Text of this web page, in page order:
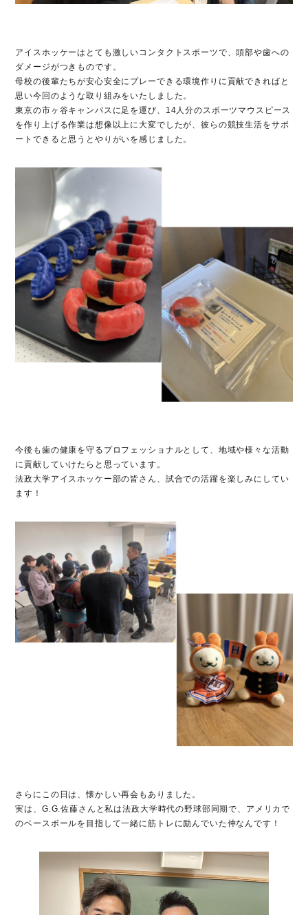
アイスホッケーはとても激しいコンタクトスポーツで、頭部や歯への
ダメージがつきものです。
母校の後輩たちが安心安全にプレーできる環境作りに貢献できればと
思い今回のような取り組みをいたしました。
東京の市ヶ谷キャンパスに足を運び、14人分のスポーツマウスピース
を作り上げる作業は想像以上に大変でしたが、彼らの競技生活をサポ
ートできると思うとやりがいを感じました。
今後も歯の健康を守るプロフェッショナルとして、地域や様々な活動
に貢献していけたらと思っています。
法政大学アイスホッケー部の皆さん、試合での活躍を楽しみにしてい
ます！
さらにこの日は、懐かしい再会もありました。
実は、G.G.佐藤さんと私は法政大学時代の野球部同期で、アメリカで
のベースボールを目指して一緒に筋トレに励んでいた仲なんです！